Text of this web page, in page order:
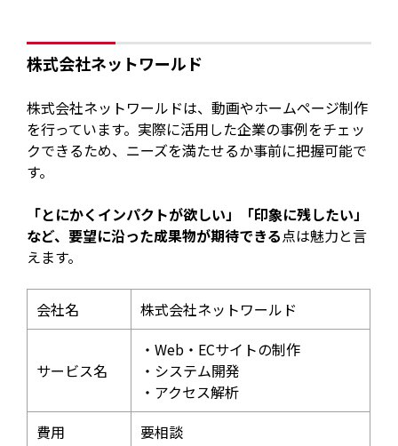
株式会社ネットワールド
株式会社ネットワールドは、動画やホームページ制作
を行っています。実際に活用した企業の事例をチェッ
クできるため、ニーズを満たせるか事前に把握可能で
す。
「とにかくインパクトが欲しい」「印象に残したい」
など、要望に沿った成果物が期待できる点は魅力と言
えます。
会社名 株式会社ネットワールド
サービス名
・Web・ECサイトの制作
・システム開発
・アクセス解析
費用
要相談